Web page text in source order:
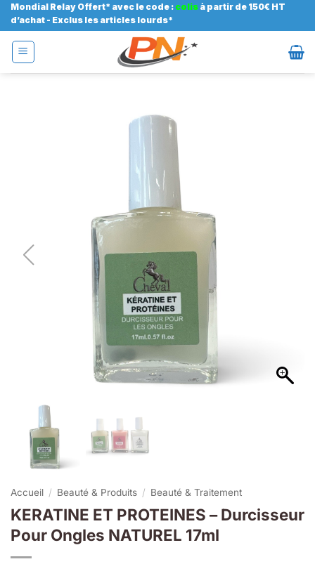
Passer
au
contenu
Mondial Relay Offert* avec le code : colis à partir de 150€ HT
d’achat - Exclus les articles lourds*
Accueil / Beauté & Produits / Beauté & Traitement
KERATINE ET PROTEINES – Durcisseur
Pour Ongles NATUREL 17ml